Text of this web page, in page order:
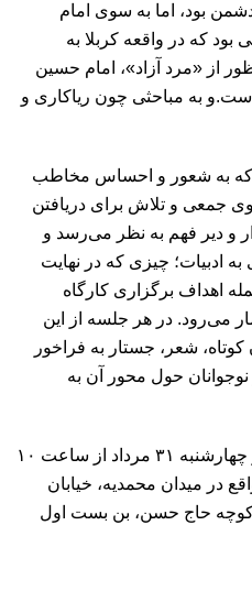
بود، اما به سوی امام
که در واقعه کربلا به
از «مرد آزاد»، امام حسین
به مباحثی چون ریاکاری و
به شعور و احساس مخاطب
جمعی و تلاش برای دریافتن
و دیر فهم به نظر می‌رسد و
ادبیات؛ چیزی که در نهایت
اهداف برگزاری کارگاه
می‌رود. در هر جلسه از این
شعر، جستار به فراخور
حول محور آن به
کارگاه داستان‌خوانی مذکور روز چهارشنبه ۳۱ مرداد از ساعت ۱۰
واقع در میدان محمدیه، خیابان
کوچه حاج حسن، بن بست اول